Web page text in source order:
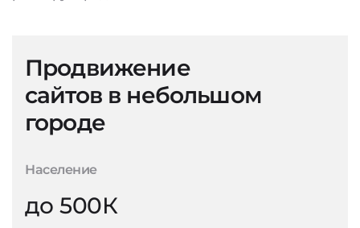
Продвижение
сайтов в небольшом
городе
Население
до 500К